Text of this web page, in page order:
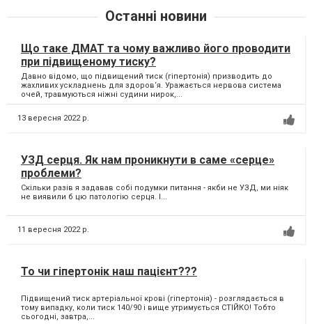
Останні новини
Що таке ДМАТ та чому важливо його проводити
при підвищеному тиску?
Давно відомо, що підвищений тиск (гіпертонія) призводить до
жахливих ускладнень для здоров‘я. Уражається нервова система
очей, травмуються ніжні судини нирок,...
13 вересня 2022 р.
УЗД серця. Як нам проникнути в саме «серце»
проблеми?
Скільки разів я задавав собі подумки питання - якби не УЗД, ми ніяк
не виявили б цю патологію серця. І...
11 вересня 2022 р.
То чи гіпертонік наш пацієнт???
Підвищений тиск артеріальної крові (гіпертонія) - розглядається в
тому випадку, коли тиск 140/90 і вище утримується СТІЙКО! Тобто
сьогодні, завтра,...